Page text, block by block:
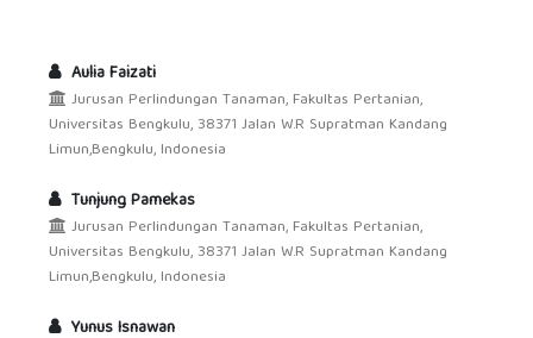
Aulia Faizati
Jurusan Perlindungan Tanaman, Fakultas Pertanian,
Universitas Bengkulu, 38371 Jalan W.R Supratman Kandang
Limun,Bengkulu, Indonesia
Tunjung Pamekas
Jurusan Perlindungan Tanaman, Fakultas Pertanian,
Universitas Bengkulu, 38371 Jalan W.R Supratman Kandang
Limun,Bengkulu, Indonesia
Yunus Isnawan